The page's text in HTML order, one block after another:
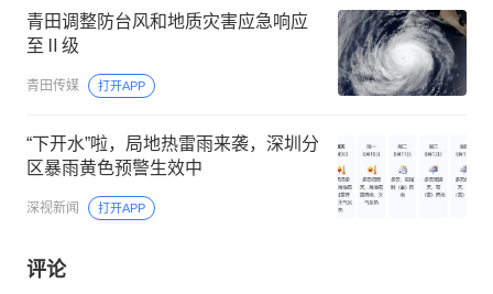
青田调整防台风和地质灾害应急响应
至Ⅱ级
青田传媒 打开APP
“下开水”啦，局地热雷雨来袭，深圳分
区暴雨黄色预警生效中
深视新闻 打开APP
评论